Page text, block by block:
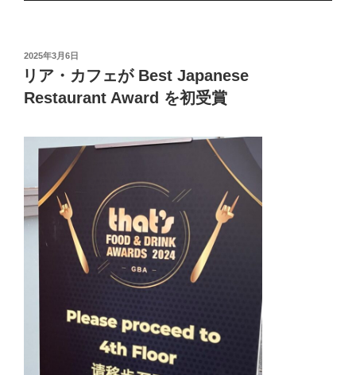
投
稿
日:
2025年3月6日
リア・カフェが Best Japanese
Restaurant Award を初受賞